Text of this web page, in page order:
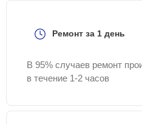
Ремонт за 1 день
В 95% случаев ремонт
в течение 1-2 часов